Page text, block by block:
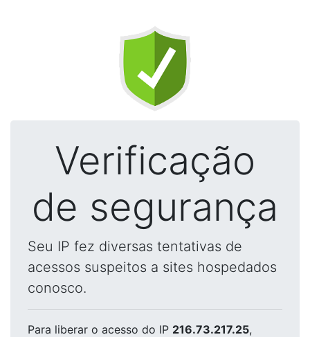
Verificação
de segurança
Seu IP fez diversas tentativas de
acessos suspeitos a sites hospedados
conosco.
Para liberar o acesso do IP 216.73.217.25,